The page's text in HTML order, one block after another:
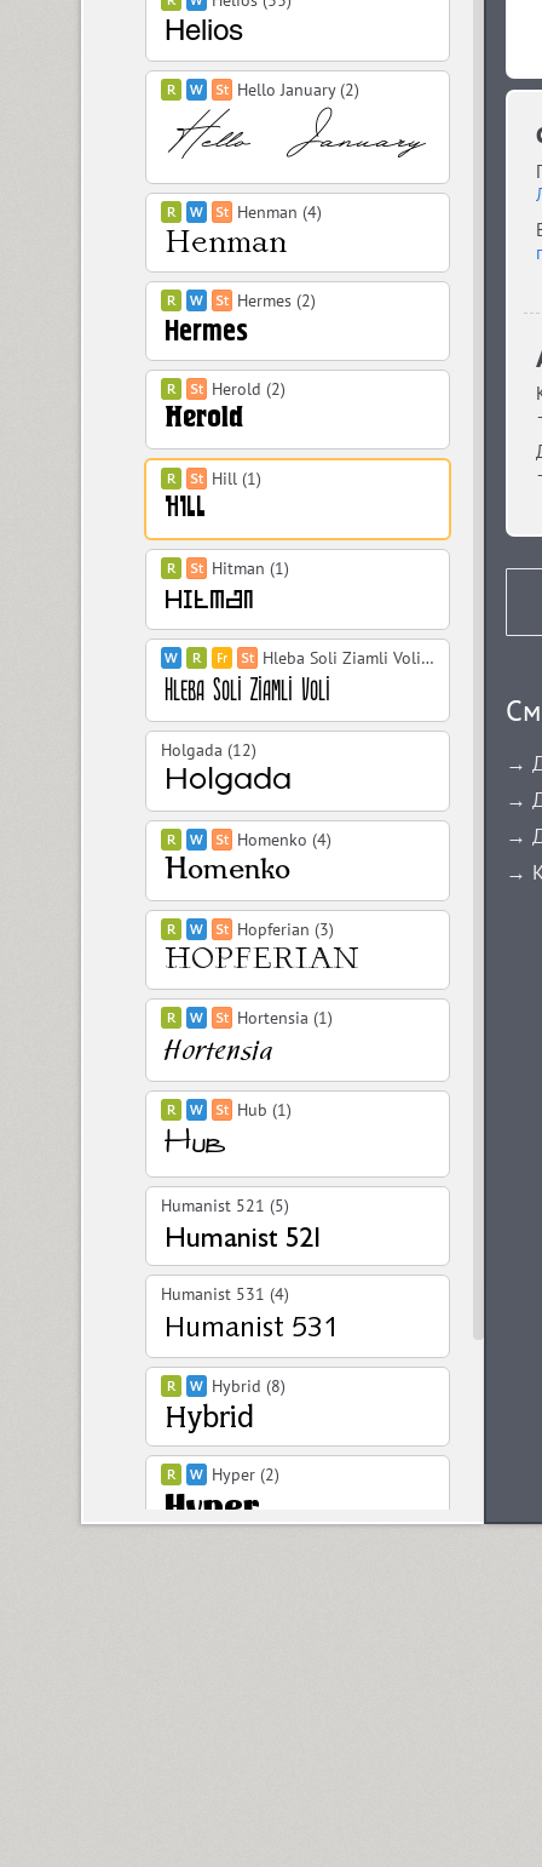
Hello January (2)
Henman (4)
Hermes (2)
Herold (2)
Hill (1)
Hitman (1)
Hleba Soli Ziamli Voli (10)
Holgada (12)
Homenko (4)
Hopferian (3)
Hortensia (1)
Hub (1)
Humanist 521 (5)
Humanist 531 (4)
Hybrid (8)
Hyper (2)
→
→
→
→